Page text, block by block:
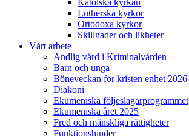
Katolska kyrkan
Lutherska kyrkor
Ortodoxa kyrkor
Skillnader och likheter
Vårt arbete
Andlig vård i Kriminalvården
Barn och unga
Böneveckan för kristen enhet 2026
Diakoni
Ekumeniska följeslagarprogrammet
Ekumeniska året 2025
Fred och mänskliga rättigheter
Funktionshinder